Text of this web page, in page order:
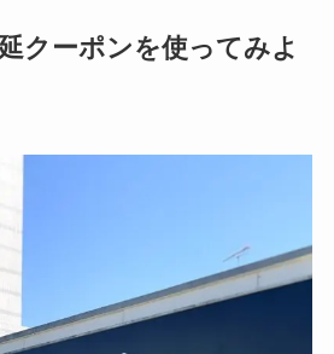
クーポンを使ってみよ